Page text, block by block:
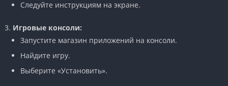
Следуйте инструкциям на экране.
Игровые консоли:
Запустите магазин приложений на консоли.
Найдите игру.
Выберите «Установить».